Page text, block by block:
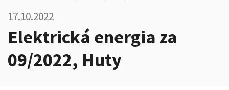
17.10.2022
Elektrická energia za
09/2022, Huty